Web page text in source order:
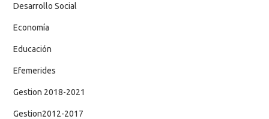
Desarrollo Social
Economía
Educación
Efemerides
Gestion 2018-2021
Gestion2012-2017